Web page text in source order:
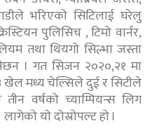
भरिएको सिटिलाई घरेलु
पुलिसिच , टिमो वार्नर,
तथा थियगो सिल्भा जस्ता
। गत सिजन २०२०,२१ मा
मध्य चेल्सिले दुई र सिटीले
वर्षको च्याम्पियन्स लिग
यो दोस्रोपल्ट हो ।